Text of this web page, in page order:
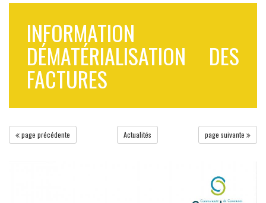
INFORMATION
DÉMATÉRIALISATION DES
FACTURES
page précédente Actualités page suivante